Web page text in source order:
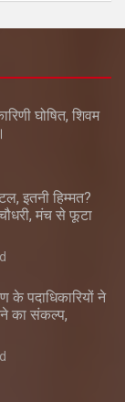
घोषित, शिवम
इतनी हिम्मत?
मंच से फूटा
के पदाधिकारियों ने
का संकल्प,